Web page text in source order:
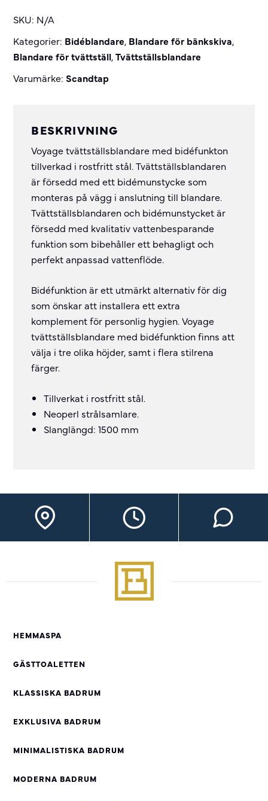
quantity
SKU: N/A
Kategorier: Bidéblandare, Blandare för bänkskiva,
Blandare för tvättställ,Tvättställsblandare
Varumärke:Scandtap
BESKRIVNING
Voyage tvättställsblandare med bidéfunkton
tillverkad i rostfritt stål. Tvättställsblandaren
är försedd med ett bidémunstycke som
monteras på vägg i anslutning till blandare.
Tvättställsblandaren och bidémunstycket är
försedd med kvalitativ vattenbesparande
funktion som bibehåller ett behagligt och
perfekt anpassad vattenflöde.
Bidéfunktion är ett utmärkt alternativ för dig
som önskar att installera ett extra
komplement för personlig hygien. Voyage
tvättställsblandare med bidéfunktion finns att
välja i tre olika höjder, samt i flera stilrena
färger.
Tillverkat i rostfritt stål.
Neoperl strålsamlare.
Slanglängd: 1500 mm
HEMMASPA
GÄSTTOALETTEN
KLASSISKA BADRUM
EXKLUSIVA BADRUM
MINIMALISTISKA BADRUM
MODERNA BADRUM